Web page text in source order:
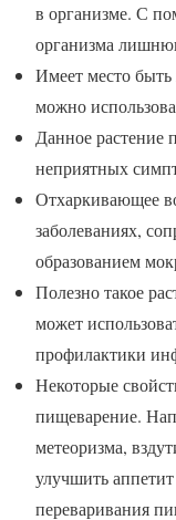
в организме. С
организма
Имеет место
можно
Данное растение
неприятных
Отхаркивающее
заболеваниях,
образованием
Полезно такое
может
профилактики
Некоторые
пищеварение.
метеоризма,
улучшить
переваривания